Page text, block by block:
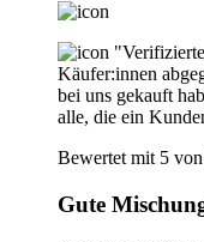
Käufer:innen
bei uns gekauft
alle, die ein
Bewertet mit 5
Gute